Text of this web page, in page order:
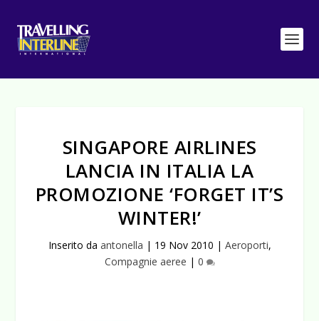
SINGAPORE AIRLINES
LANCIA IN ITALIA LA
PROMOZIONE ‘FORGET IT’S
WINTER!’
Inserito da antonella | 19 Nov 2010 | Aeroporti,
Compagnie aeree | 0